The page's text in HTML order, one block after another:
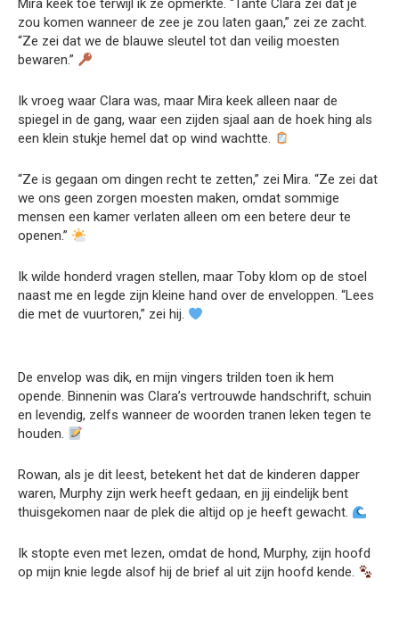
Mira keek toe terwijl ik ze opmerkte. “Tante Clara zei dat je
zou komen wanneer de zee je zou laten gaan,” zei ze zacht.
“Ze zei dat we de blauwe sleutel tot dan veilig moesten
bewaren.”
Ik vroeg waar Clara was, maar Mira keek alleen naar de
spiegel in de gang, waar een zijden sjaal aan de hoek hing als
een klein stukje hemel dat op wind wachtte.
“Ze is gegaan om dingen recht te zetten,” zei Mira. “Ze zei dat
we ons geen zorgen moesten maken, omdat sommige
mensen een kamer verlaten alleen om een betere deur te
openen.”
Ik wilde honderd vragen stellen, maar Toby klom op de stoel
naast me en legde zijn kleine hand over de enveloppen. “Lees
die met de vuurtoren,” zei hij.
De envelop was dik, en mijn vingers trilden toen ik hem
opende. Binnenin was Clara’s vertrouwde handschrift, schuin
en levendig, zelfs wanneer de woorden tranen leken tegen te
houden.
Rowan, als je dit leest, betekent het dat de kinderen dapper
waren, Murphy zijn werk heeft gedaan, en jij eindelijk bent
thuisgekomen naar de plek die altijd op je heeft gewacht.
Ik stopte even met lezen, omdat de hond, Murphy, zijn hoofd
op mijn knie legde alsof hij de brief al uit zijn hoofd kende.